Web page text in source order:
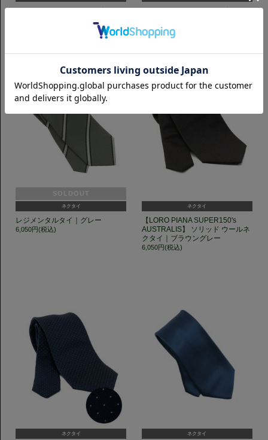
フレスコ ネクタイ｜ネイビー レジメンタルタイ｜ネイビー
SOLDOUT
ネクタイ
レジメンタルタイ｜グレー
6,050円(税込)
ネクタイ
【LORO PIANA SUPER150's
AUSTRALIS】 ソリッド ウールネ
クタイ｜ブラウングレー
6,050円(税込)
ネクタイ ネクタイ